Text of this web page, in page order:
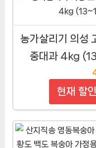
농가살리기 의성
중대과 4kg
현재 할